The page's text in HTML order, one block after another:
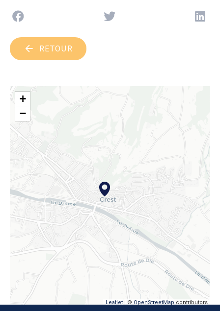
RETOUR
+
−
Leaflet | © OpenStreetMap contributors